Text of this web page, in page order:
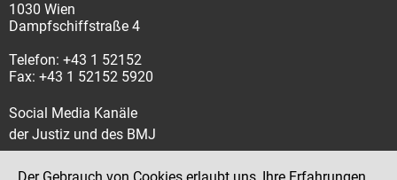
1030 Wien
Dampfschiffstraße 4
Telefon: +43 1 52152
Fax: +43 1 52152 5920
Social Media Kanäle
der Justiz und des BMJ